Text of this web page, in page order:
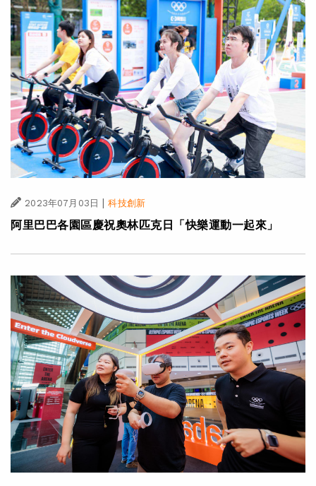
2023年07月03日 | 科技創新
阿里巴巴各園區慶祝奧林匹克日「快樂運動一起來」